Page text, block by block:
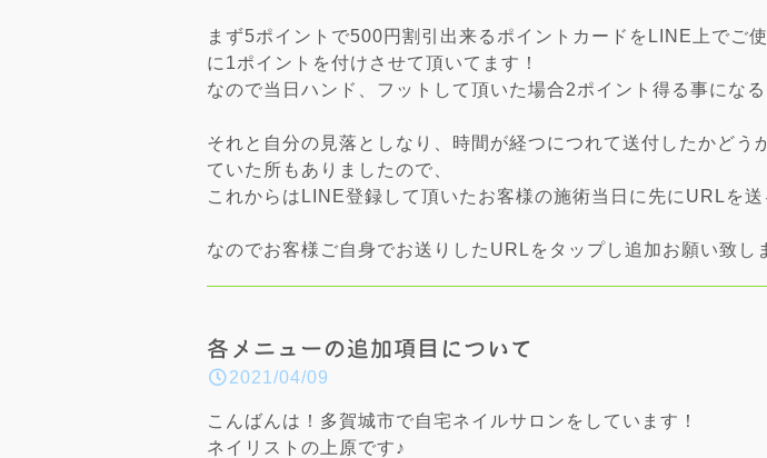
まず5ポイントで500円割引出来るポイントカードをLINE上でご
に1ポイントを付けさせて頂いてます！
なので当日ハンド、フットして頂いた場合2ポイント得る事になる
それと自分の見落としなり、時間が経つにつれて送付したかど
ていた所もありましたので、
これからはLINE登録して頂いたお客様の施術当日に先にURLを送
なのでお客様ご自身でお送りしたURLをタップし追加お願い致し
各メニューの追加項目について
2021/04/09
こんばんは！多賀城市で自宅ネイルサロンをしています！
ネイリストの上原です♪